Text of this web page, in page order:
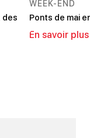
des
WEEK-END
Ponts de mai
En savoir plus